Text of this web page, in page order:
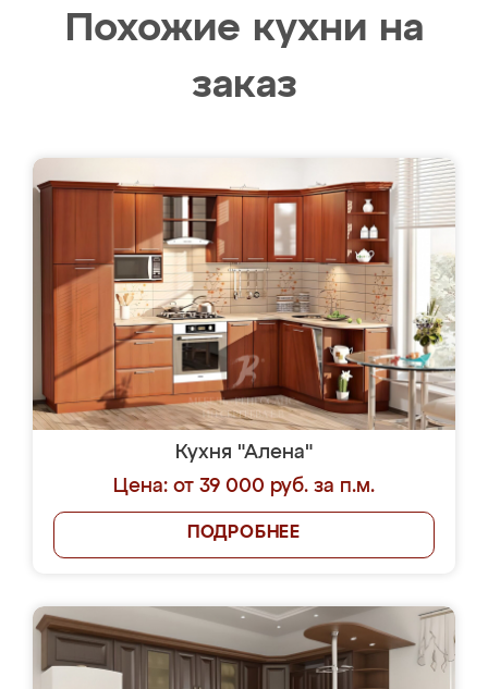
Похожие кухни на
заказ
Кухня "Алена"
Цена: от 39 000 руб. за п.м.
ПОДРОБНЕЕ